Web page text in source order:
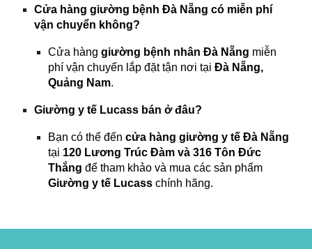
Cửa hàng giường bệnh Đà Nẵng có miễn phí
vận chuyển không?
Cửa hànggiường bệnh nhân Đà Nẵng miễn
phí vận chuyển lắp đặt tận nơi tạiĐà Nẵng,
Quảng Nam.
Giường y tế Lucass bán ở đâu?
Bạn có thể đếncửa hàng giường y tế Đà Nẵng
tại 120 Lương Trúc Đàm và 316 Tôn Đức
Thắng để tham khảo và mua các sản phẩm
Giường y tế Lucass chính hãng.